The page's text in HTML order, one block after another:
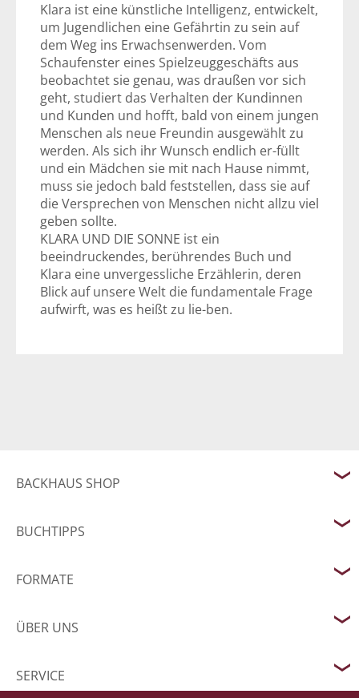
Klara ist eine künstliche Intelligenz, entwickelt,
um Jugendlichen eine Gefährtin zu sein auf
dem Weg ins Erwachsenwerden. Vom
Schaufenster eines Spielzeuggeschäfts aus
beobachtet sie genau, was draußen vor sich
geht, studiert das Verhalten der Kundinnen
und Kunden und hofft, bald von einem jungen
Menschen als neue Freundin ausgewählt zu
werden. Als sich ihr Wunsch endlich er-füllt
und ein Mädchen sie mit nach Hause nimmt,
muss sie jedoch bald feststellen, dass sie auf
die Versprechen von Menschen nicht allzu viel
geben sollte.
KLARA UND DIE SONNE ist ein
beeindruckendes, berührendes Buch und
Klara eine unvergessliche Erzählerin, deren
Blick auf unsere Welt die fundamentale Frage
aufwirft, was es heißt zu lie-ben.
BACKHAUS SHOP
BUCHTIPPS
FORMATE
ÜBER UNS
SERVICE